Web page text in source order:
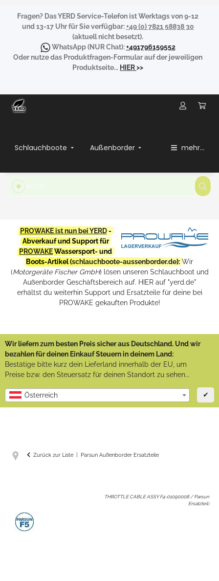
Fragen? Das YERD Service-Telefon ist Werktags von 9-12
und 13-17 Uhr für Sie verfügbar:+49 (0) 7821 58838 30
(aktuell nicht besetzt).
WhatsApp(NUR Chat):+491796159552
Oder nutze das Produktfragen-Formular auf der jeweiligen
Produktseite... HIER>>
Schlauchboote Außenborder mehr...
PROWAKE ist nun bei YERD-
Abverkauf und Support für
PROWAKEWassersport- und
Boots-Artikel (schlauchboote-aussenborder.de): Wir
(Motorgeräte Fischer GmbH) lösen unseren Schlauchboot und
Außenborder Geschäftsbereich auf. HIER auf "yerd.de"
erhältst du weiterhin Support und Ersatzteile für deine bei
PROWAKE gekauften Produkte!
Wir liefern zum besten Preis sicher aus Deutschland. Und wir
bezahlen für deinen Einkauf Steuern in deinem Land:
Bestätige bitte kurz dein Lieferland innerhalb der EU, um
Preise bzw. den Steuersatz für deinen Standort zu sehen...
Österreich ✔
Zurück zur Liste Parsun Außenborder Ersatzteile
THROTTLE CABLE ASSY F4-01090008 / Parsun
Ersatzteil: